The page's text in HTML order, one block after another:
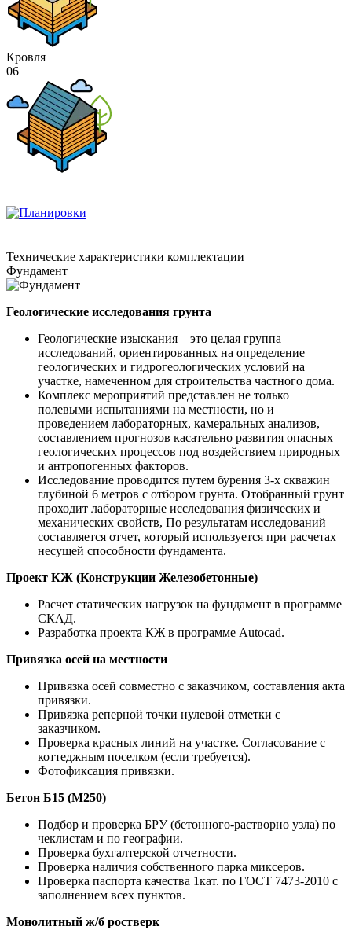
Кровля
06
Технические характеристики комплектации
Фундамент
Геологические исследования грунта
Геологические изыскания – это целая группа
исследований, ориентированных на определение
геологических и гидрогеологических условий на
участке, намеченном для строительства частного дома.
Комплекс мероприятий представлен не только
полевыми испытаниями на местности, но и
проведением лабораторных, камеральных анализов,
составлением прогнозов касательно развития опасных
геологических процессов под воздействием природных
и антропогенных факторов.
Исследование проводится путем бурения 3-х скважин
глубиной 6 метров с отбором грунта. Отобранный грунт
проходит лабораторные исследования физических и
механических свойств, По результатам исследований
составляется отчет, который используется при расчетах
несущей способности фундамента.
Проект КЖ (Конструкции Железобетонные)
Расчет статических нагрузок на фундамент в программе
СКАД.
Разработка проекта КЖ в программе Autocad.
Привязка осей на местности
Привязка осей совместно с заказчиком, составления акта
привязки.
Привязка реперной точки нулевой отметки с
заказчиком.
Проверка красных линий на участке. Согласование с
коттеджным поселком (если требуется).
Фотофиксация привязки.
Бетон Б15 (М250)
Подбор и проверка БРУ (бетонного-растворно узла) по
чеклистам и по географии.
Проверка бухгалтерской отчетности.
Проверка наличия собственного парка миксеров.
Проверка паспорта качества 1кат. по ГОСТ 7473-2010 с
заполнением всех пунктов.
Монолитный ж/б ростверк